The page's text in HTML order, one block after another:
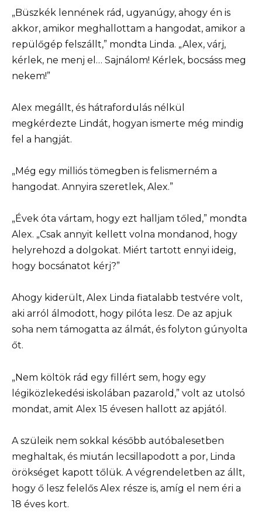
„Büszkék lennének rád, ugyanúgy, ahogy én is
akkor, amikor meghallottam a hangodat, amikor a
repülőgép felszállt,” mondta Linda. „Alex, várj,
kérlek, ne menj el… Sajnálom! Kérlek, bocsáss meg
nekem!”
Alex megállt, és hátrafordulás nélkül
megkérdezte Lindát, hogyan ismerte még mindig
fel a hangját.
„Még egy milliós tömegben is felismerném a
hangodat. Annyira szeretlek, Alex.”
„Évek óta vártam, hogy ezt halljam tőled,” mondta
Alex. „Csak annyit kellett volna mondanod, hogy
helyrehozd a dolgokat. Miért tartott ennyi ideig,
hogy bocsánatot kérj?”
Ahogy kiderült, Alex Linda fiatalabb testvére volt,
aki arról álmodott, hogy pilóta lesz. De az apjuk
soha nem támogatta az álmát, és folyton gúnyolta
őt.
„Nem költök rád egy fillért sem, hogy egy
légiközlekedési iskolában pazarold,” volt az utolsó
mondat, amit Alex 15 évesen hallott az apjától.
A szüleik nem sokkal később autóbalesetben
meghaltak, és miután lecsillapodott a por, Linda
örökséget kapott tőlük. A végrendeletben az állt,
hogy ő lesz felelős Alex része is, amíg el nem éri a
18 éves kort.